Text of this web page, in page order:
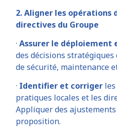
2. Aligner les opérations
directives du Groupe
· Assurer le déploiement
des décisions
de sécurité, maintenance
· Identifier et corriger
pratiques locales et les
Appliquer des
proposition.